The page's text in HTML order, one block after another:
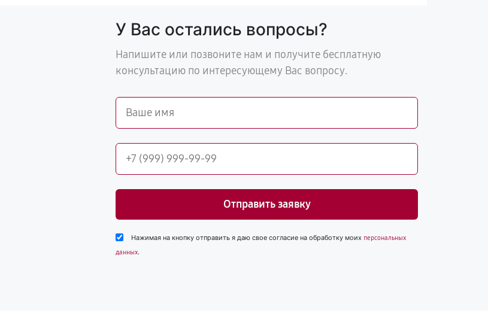
У Вас остались вопросы?
Напишите или позвоните нам и получите бесплатную
консультацию по интересующему Вас вопросу.
Отправить заявку
Нажимая на кнопку отправить я даю свое согласие на обработку моих персональных
данных.